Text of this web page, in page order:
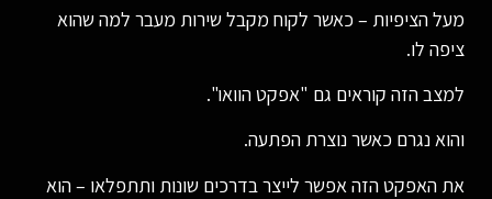
מעל הציפיות – כאשר לקוח מקבל שירות מעבר למה שהוא
ציפה לו.
למצב הזה קוראים גם "אפקט הוואו".
והוא נגרם כאשר נוצרת הפתעה.
את האפקט הזה אפשר לייצר בדרכים שונות ותתפלאו – הוא